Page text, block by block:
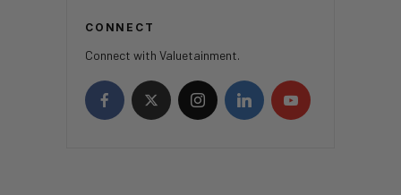
CONNECT
Connect with Valuetainment.